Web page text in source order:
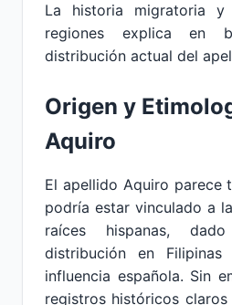
La historia migratoria
regiones explica en
distribución actual del
Origen y
Aquiro
El apellido Aquiro parece
podría estar vinculado a
raíces hispanas,
distribución en
influencia española. Sin
registros históricos